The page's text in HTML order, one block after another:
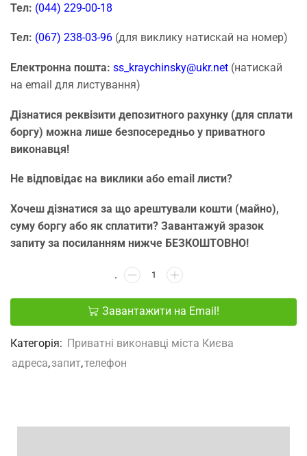
Тел: (044) 229-00-18
Тел: (067) 238-03-96 (для виклику натискай на номер)
Електронна пошта: ss_kraychinsky@ukr.net (натискай
на email для листування)
Дізнатися реквізити депозитного рахунку (для сплати
боргу) можна лише безпосередньо у приватного
виконавця!
Не відповідає на виклики або email листи?
Хочеш дізнатися за що арештували кошти (майно),
суму боргу або як сплатити? Завантажуй зразок
запиту за посиланням нижче БЕЗКОШТОВНО!
Завантажити на Email!
Категорія: Приватні виконавці міста Києва
адреса,запит,телефон